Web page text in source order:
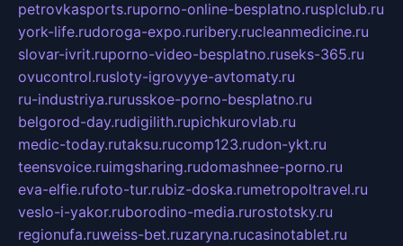
petrovkasports.ruporno-online-besplatno.rusplclub.ru
york-life.rudoroga-expo.ruribery.rucleanmedicine.ru
slovar-ivrit.ruporno-video-besplatno.ruseks-365.ru
ovucontrol.rusloty-igrovyye-avtomaty.ru
ru-industriya.rurusskoe-porno-besplatno.ru
belgorod-day.rudigilith.rupichkurovlab.ru
medic-today.rutaksu.rucomp123.rudon-ykt.ru
teensvoice.ruimgsharing.rudomashnee-porno.ru
eva-elfie.rufoto-tur.rubiz-doska.rumetropoltravel.ru
veslo-i-yakor.ruborodino-media.rurostotsky.ru
regionufa.ruweiss-bet.ruzaryna.rucasinotablet.ru